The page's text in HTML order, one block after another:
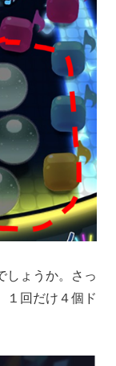
しょうか。さっ
１回だけ４個ド